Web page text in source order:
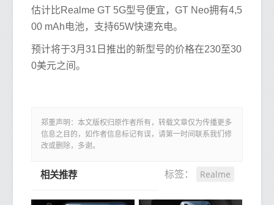
估计比Realme GT 5G型号便宜，GT Neo拥有4,5
00 mAh电池，支持65W快速充电。
预计将于3月31日推出的新型号的价格在230至30
0美元之间。
郑重声明：本文版权归原作者所有，转载文章仅为传播更多
信息之目的，如作者信息标记有误，请第一时间联系我们修
改或删除，多谢。
标签： Realme
相关推荐